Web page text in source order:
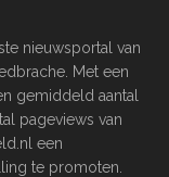
nieuwsportal van
Met een
gemiddeld aantal
pageviews van
een
te promoten.